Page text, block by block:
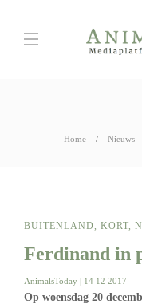
Home Nieuws
BUITENLAND, KORT,
Ferdinand in
AnimalsToday | 14 12 2017
Op woensdag 20